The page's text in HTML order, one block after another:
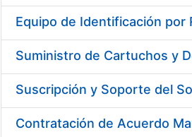
Equipo de Identificación por
Suministro de Cartuchos y
Suscripción y Soporte del